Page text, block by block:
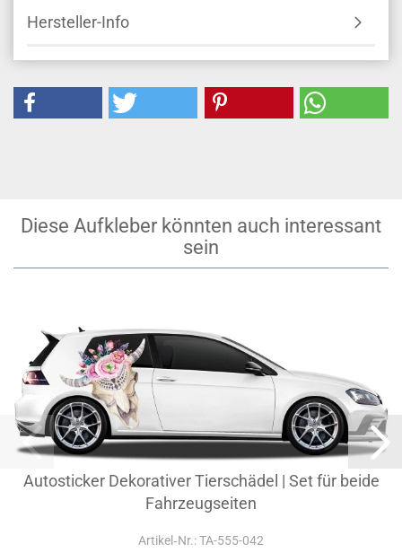
Hersteller-Info
Diese Aufkleber könnten auch interessant
sein
Autosticker Dekorativer Tierschädel | Set für beide
Fahrzeugseiten
Artikel‑Nr.: TA-555-042